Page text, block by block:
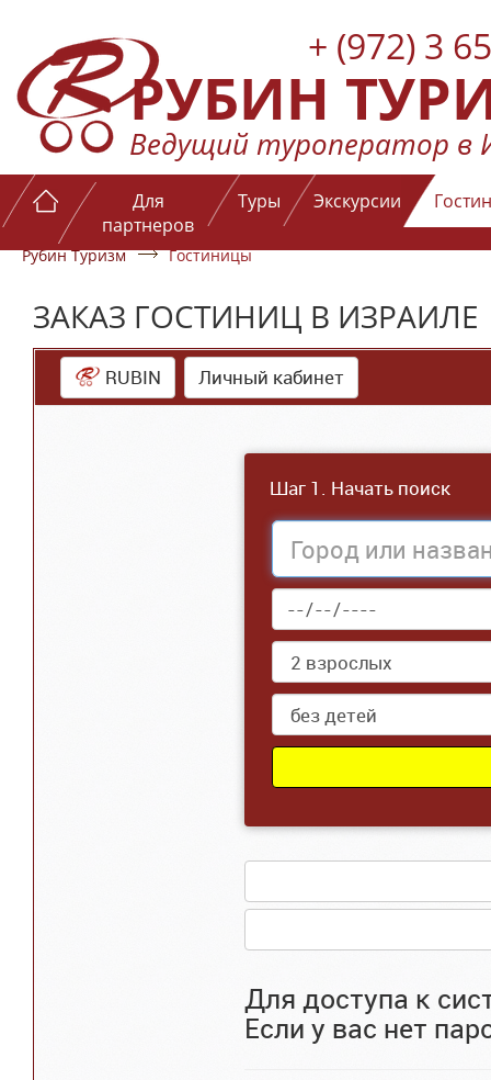
+ (972) 3
РУБИН
Ведущий туроператор в
Для
партнеров
Туры Экскурсии
Рубин Туризм Гостиницы
ЗАКАЗ ГОСТИНИЦ В ИЗРАИЛЕ